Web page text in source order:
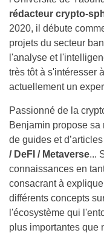
rédacteur crypto-
2020, il débute
projets du secteur
l'analyse et
très tôt à s'intéresser
actuellement un
Passionné de la
Benjamin propose
de guides et
/ DeFI / Metaverse...
connaissances en
consacrant à
différents concepts
l'écosystème qui
plus importantes que